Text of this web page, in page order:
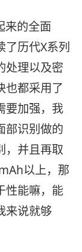
来的全面
了历代X系列
处理以及密
也都采用了
要加强，我
部识别做的
，并且再取
以上，那
性能嘛，能
来说就够